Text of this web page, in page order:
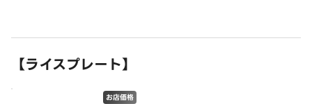
【ライスプレート】
お店価格